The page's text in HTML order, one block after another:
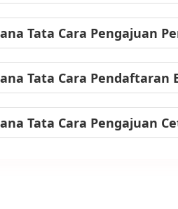
Tata Cara Pengajuan
Tata Cara
Tata Cara Pengajuan